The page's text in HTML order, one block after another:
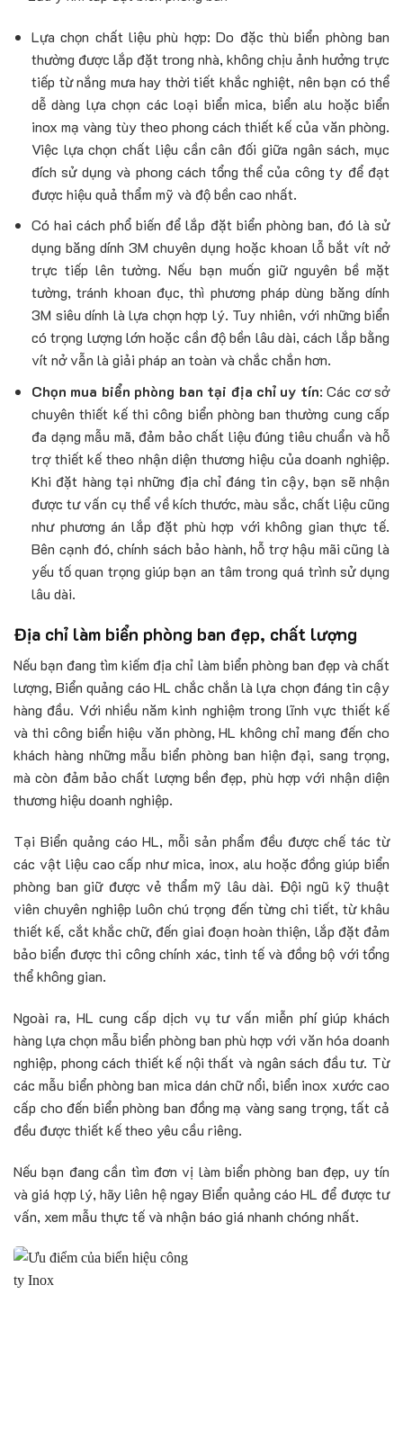
Lựa chọn chất liệu phù hợp: Do đặc thù biển phòng ban
thường được lắp đặt trong nhà, không chịu ảnh hưởng trực
tiếp từ nắng mưa hay thời tiết khắc nghiệt, nên bạn có thể
dễ dàng lựa chọn các loại biển mica, biển alu hoặc biển
inox mạ vàng tùy theo phong cách thiết kế của văn phòng.
Việc lựa chọn chất liệu cần cân đối giữa ngân sách, mục
đích sử dụng và phong cách tổng thể của công ty để đạt
được hiệu quả thẩm mỹ và độ bền cao nhất.
Có hai cách phổ biến để lắp đặt biển phòng ban, đó là sử
dụng băng dính 3M chuyên dụng hoặc khoan lỗ bắt vít nở
trực tiếp lên tường. Nếu bạn muốn giữ nguyên bề mặt
tường, tránh khoan đục, thì phương pháp dùng băng dính
3M siêu dính là lựa chọn hợp lý. Tuy nhiên, với những biển
có trọng lượng lớn hoặc cần độ bền lâu dài, cách lắp bằng
vít nở vẫn là giải pháp an toàn và chắc chắn hơn.
Chọn mua biển phòng ban tại địa chỉ uy tín: Các cơ sở
chuyên thiết kế thi công biển phòng ban thường cung cấp
đa dạng mẫu mã, đảm bảo chất liệu đúng tiêu chuẩn và hỗ
trợ thiết kế theo nhận diện thương hiệu của doanh nghiệp.
Khi đặt hàng tại những địa chỉ đáng tin cậy, bạn sẽ nhận
được tư vấn cụ thể về kích thước, màu sắc, chất liệu cũng
như phương án lắp đặt phù hợp với không gian thực tế.
Bên cạnh đó, chính sách bảo hành, hỗ trợ hậu mãi cũng là
yếu tố quan trọng giúp bạn an tâm trong quá trình sử dụng
lâu dài.
Địa chỉ làm biển phòng ban đẹp, chất lượng
Nếu bạn đang tìm kiếm địa chỉ làm biển phòng ban đẹp và chất
lượng, Biển quảng cáo HL chắc chắn là lựa chọn đáng tin cậy
hàng đầu. Với nhiều năm kinh nghiệm trong lĩnh vực thiết kế
và thi công biển hiệu văn phòng, HL không chỉ mang đến cho
khách hàng những mẫu biển phòng ban hiện đại, sang trọng,
mà còn đảm bảo chất lượng bền đẹp, phù hợp với nhận diện
thương hiệu doanh nghiệp.
Tại Biển quảng cáo HL, mỗi sản phẩm đều được chế tác từ
các vật liệu cao cấp như mica, inox, alu hoặc đồng giúp biển
phòng ban giữ được vẻ thẩm mỹ lâu dài. Đội ngũ kỹ thuật
viên chuyên nghiệp luôn chú trọng đến từng chi tiết, từ khâu
thiết kế, cắt khắc chữ, đến giai đoạn hoàn thiện, lắp đặt đảm
bảo biển được thi công chính xác, tinh tế và đồng bộ với tổng
thể không gian.
Ngoài ra, HL cung cấp dịch vụ tư vấn miễn phí giúp khách
hàng lựa chọn mẫu biển phòng ban phù hợp với văn hóa doanh
nghiệp, phong cách thiết kế nội thất và ngân sách đầu tư. Từ
các mẫu biển phòng ban mica dán chữ nổi, biển inox xước cao
cấp cho đến biển phòng ban đồng mạ vàng sang trọng, tất cả
đều được thiết kế theo yêu cầu riêng.
Nếu bạn đang cần tìm đơn vị làm biển phòng ban đẹp, uy tín
và giá hợp lý, hãy liên hệ ngay Biển quảng cáo HL để được tư
vấn, xem mẫu thực tế và nhận báo giá nhanh chóng nhất.